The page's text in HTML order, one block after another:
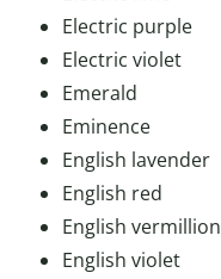
Electric purple
Electric violet
Emerald
Eminence
English lavender
English red
English vermillion
English violet